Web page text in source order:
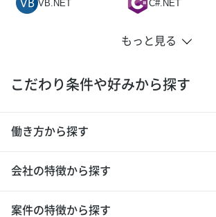
VB.NET C#.NET
こだわり条件や好みから探す
働き方から探す
会社の特徴から探す
案件の特徴から探す